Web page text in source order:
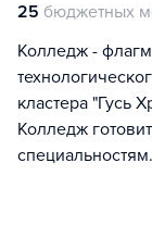
25 бюджетных
Колледж -
кластера "Гусь
Колледж
специальностям.